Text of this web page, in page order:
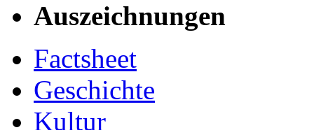
Auszeichnungen
Factsheet
Geschichte
Kultur